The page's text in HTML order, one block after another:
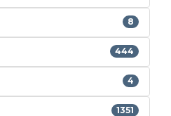
8
444
4
1351